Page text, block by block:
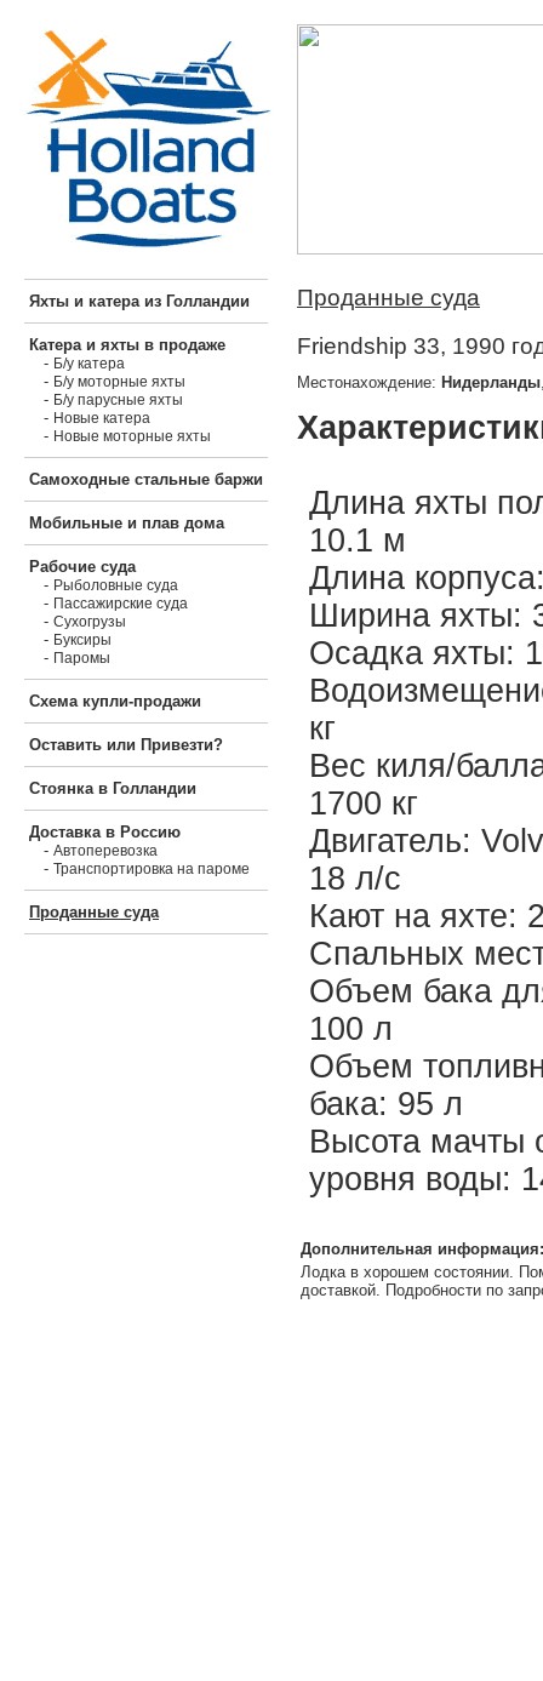
Яхты и катера из Голландии
Катера и яхты в продаже
- Б/у катера
- Б/у моторные яхты
- Б/у парусные яхты
- Новые катера
- Новые моторные яхты
Самоходные стальные баржи
Мобильные и плав дома
Рабочие суда
- Рыболовные суда
- Пассажирские суда
- Сухогрузы
- Буксиры
- Паромы
Схема купли-продажи
Оставить или Привезти?
Стоянка в Голландии
Доставка в Россию
- Автоперевозка
- Транспортировка на пароме
Проданные суда
Проданные суда
Friendship 33, 1990
Местонахождение: Нидерланды
Длина яхты
10.1 м
Длина
Ширина яхты:
Осадка яхты:
кг
Вес киля/
1700 кг
Двигатель:
18 л/с
Кают на яхте:
Спальных
Объем бака
100 л
Объем
бака: 95 л
Высота мачты
уровня воды:
Дополнительная информация:
Лодка в хорошем состоянии.
доставкой. Подробности по